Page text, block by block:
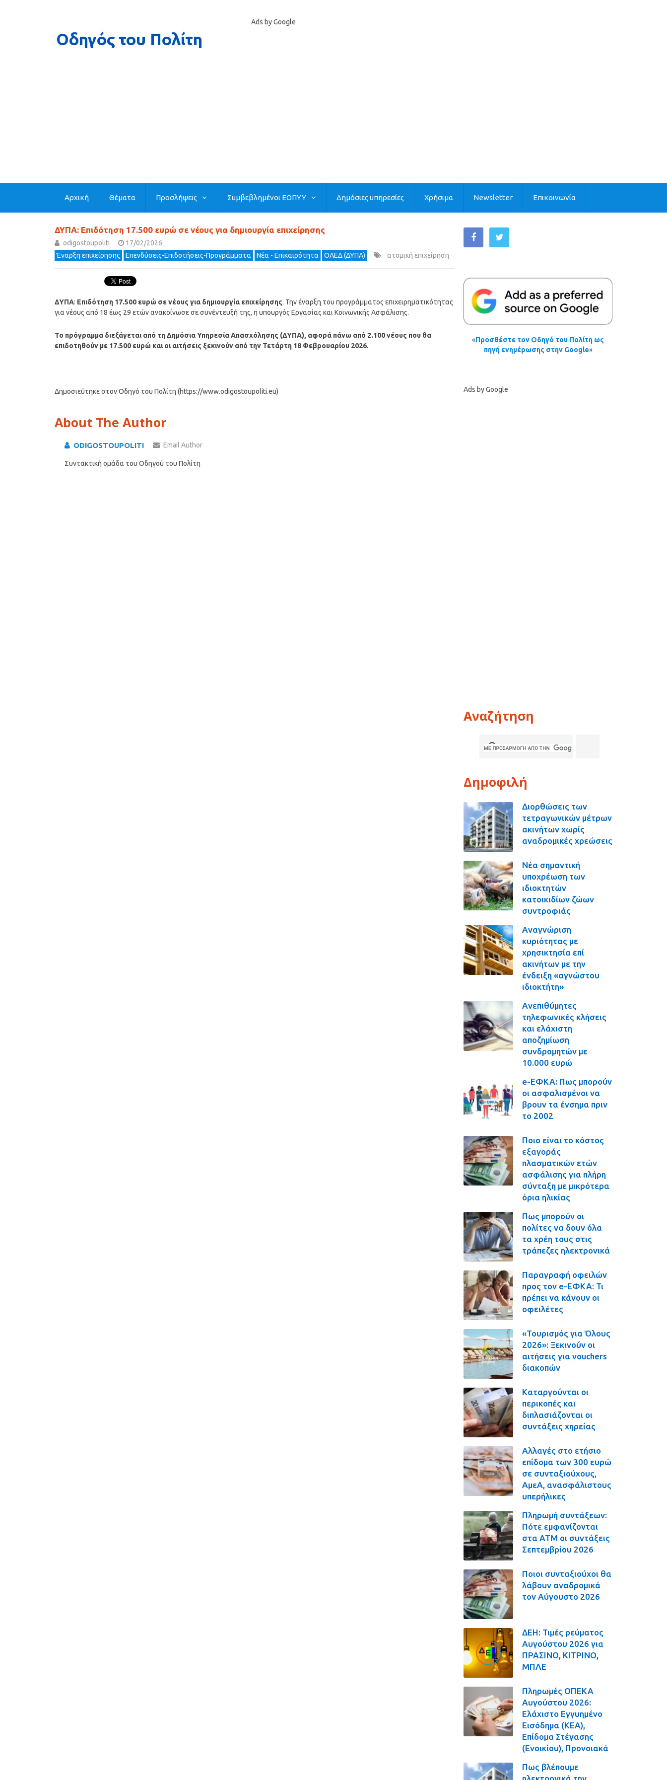
Ads by Google
Αρχική Θέματα Προσλήψεις Συμβεβλημένοι ΕΟΠΥΥ Δημόσιες υπηρεσίες Χρήσιμα Newsletter Επικοινωνία
ΔΥΠΑ: Επιδότηση 17.500 ευρώ σε νέους για δημιουργία επιχείρησης
odigostoupoliti
17/02/2026
Έναρξη επιχείρησης
Επενδύσεις-Επιδοτήσεις-Προγράμματα Νέα - Επικαιρότητα ΟΑΕΔ (ΔΥΠΑ) ατομική επιχείρηση
ΔΥΠΑ: Επιδότηση 17.500 ευρώ σε νέους για δημιουργία επιχείρησης. Την έναρξη του προγράμματος επιχειρηματικότητας
για νέους από 18 έως 29 ετών ανακοίνωσε σε συνέντευξή της, η υπουργός Εργασίας και Κοινωνικής Ασφάλισης.
Το πρόγραμμα διεξάγεται από τη Δημόσια Υπηρεσία Απασχόλησης (ΔΥΠΑ), αφορά πάνω από 2.100 νέους που θα
επιδοτηθούν με 17.500 ευρώ και οι αιτήσεις ξεκινούν από την Τετάρτη 18 Φεβρουαρίου 2026.
Δημοσιεύτηκε στον Οδηγό του Πολίτη (https://www.odigostoupoliti.eu)
About The Author
ODIGOSTOUPOLITI Email Author
Συντακτική ομάδα του Οδηγού του Πολίτη
«Προσθέστε τον Οδηγό του Πολίτη ως
πηγή ενημέρωσης στην Google»
Ads by Google
Αναζήτηση
Δημοφιλή
Διορθώσεις των
τετραγωνικών μέτρων
ακινήτων χωρίς
αναδρομικές χρεώσεις
Νέα σημαντική
υποχρέωση των
ιδιοκτητών
κατοικιδίων ζώων
συντροφιάς
Αναγνώριση
κυριότητας με
χρησικτησία επί
ακινήτων με την
ένδειξη «αγνώστου
ιδιοκτήτη»
Ανεπιθύμητες
τηλεφωνικές κλήσεις
και ελάχιστη
αποζημίωση
συνδρομητών με
10.000 ευρώ
e-ΕΦΚΑ: Πως μπορούν
οι ασφαλισμένοι να
βρουν τα ένσημα πριν
το 2002
Ποιο είναι το κόστος
εξαγοράς
πλασματικών ετών
ασφάλισης για πλήρη
σύνταξη με μικρότερα
όρια ηλικίας
Πως μπορούν οι
πολίτες να δουν όλα
τα χρέη τους στις
τράπεζες ηλεκτρονικά
Παραγραφή οφειλών
προς τον e-ΕΦΚΑ: Τι
πρέπει να κάνουν οι
οφειλέτες
«Τουρισμός για Όλους
2026»: Ξεκινούν οι
αιτήσεις για vouchers
διακοπών
Καταργούνται οι
περικοπές και
διπλασιάζονται οι
συντάξεις χηρείας
Αλλαγές στο ετήσιο
επίδομα των 300 ευρώ
σε συνταξιούχους,
ΑμεΑ, ανασφάλιστους
υπερήλικες
Πληρωμή συντάξεων:
Πότε εμφανίζονται
στα ΑΤΜ οι συντάξεις
Σεπτεμβρίου 2026
Ποιοι συνταξιούχοι θα
λάβουν αναδρομικά
τον Αύγουστο 2026
ΔΕΗ: Τιμές ρεύματος
Αυγούστου 2026 για
ΠΡΑΣΙΝΟ, ΚΙΤΡΙΝΟ,
ΜΠΛΕ
Πληρωμές ΟΠΕΚΑ
Αυγούστου 2026:
Ελάχιστο Εγγυημένο
Εισόδημα (ΚΕΑ),
Επίδομα Στέγασης
(Ενοικίου), Προνοιακά
Πως βλέπουμε